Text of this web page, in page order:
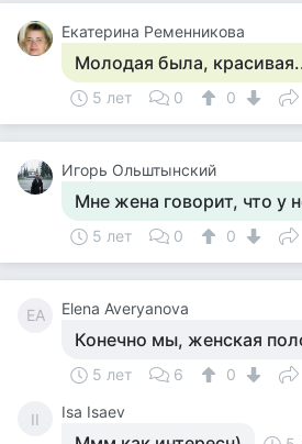
Екатерина Ременникова
Молодая была,
5 лет 0 0
Игорь Ольштынский
Мне жена говорит, что у
5 лет 0 0
EA Elena Averyanova
Конечно мы, женская
5 лет 6 0
II Isa Isaev